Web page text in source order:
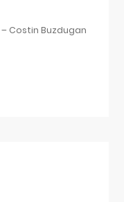
Costin Buzdugan